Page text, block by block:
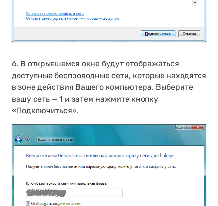
6. В открывшемся окне будут отображаться
доступные беспроводные сети, которые находятся
в зоне действия Вашего компьютера. Выберите
вашу сеть — 1 и затем нажмите кнопку
«Подключиться».